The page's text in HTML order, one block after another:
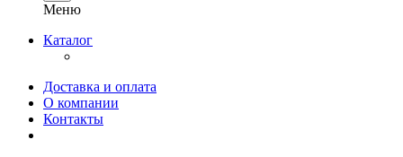
Меню
Каталог
Доставка и оплата
О компании
Контакты